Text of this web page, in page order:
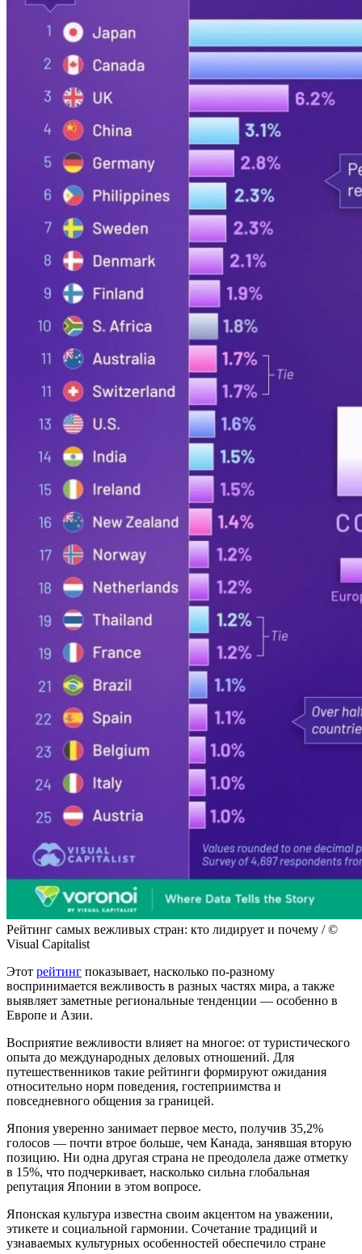
Рейтинг самых вежливых стран: кто лидирует и почему / ©
Visual Capitalist
Этот рейтинг показывает, насколько по-разному
воспринимается вежливость в разных частях мира, а также
выявляет заметные региональные тенденции — особенно в
Европе и Азии.
Восприятие вежливости влияет на многое: от туристического
опыта до международных деловых отношений. Для
путешественников такие рейтинги формируют ожидания
относительно норм поведения, гостеприимства и
повседневного общения за границей.
Япония уверенно занимает первое место, получив 35,2%
голосов — почти втрое больше, чем Канада, занявшая вторую
позицию. Ни одна другая страна не преодолела даже отметку
в 15%, что подчеркивает, насколько сильна глобальная
репутация Японии в этом вопросе.
Японская культура известна своим акцентом на уважении,
этикете и социальной гармонии. Сочетание традиций и
узнаваемых культурных особенностей обеспечило стране